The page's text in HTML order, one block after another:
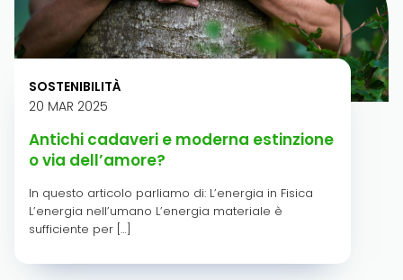
SOSTENIBILITÀ
20 MAR 2025
Antichi cadaveri e moderna estinzione
o via dell’amore?
In questo articolo parliamo di: L’energia in Fisica
L’energia nell’umano L’energia materiale è
sufficiente per […]